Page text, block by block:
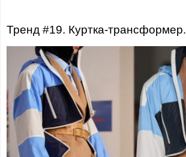
Тренд #19. Куртка-трансформер.